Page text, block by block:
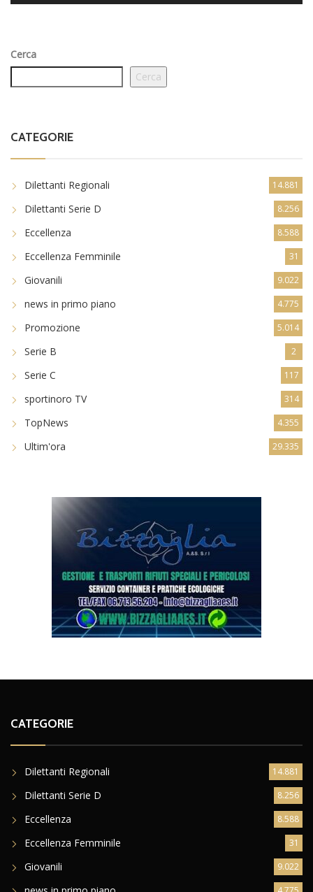
Cerca
Cerca
CATEGORIE
Dilettanti Regionali 14.881
Dilettanti Serie D 8.256
Eccellenza 8.588
Eccellenza Femminile 31
Giovanili 9.022
news in primo piano 4.775
Promozione 5.014
Serie B 2
Serie C 117
sportinoro TV 314
TopNews 4.355
Ultim'ora 29.335
CATEGORIE
Dilettanti Regionali 14.881
Dilettanti Serie D 8.256
Eccellenza 8.588
Eccellenza Femminile 31
Giovanili 9.022